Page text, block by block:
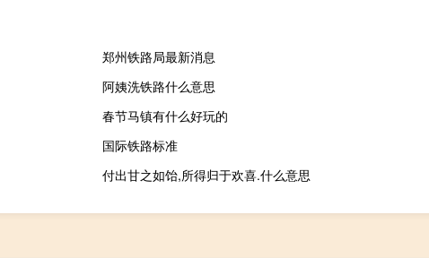
郑州铁路局最新消息
阿姨洗铁路什么意思
春节马镇有什么好玩的
国际铁路标准
付出甘之如饴,所得归于欢喜.什么意思